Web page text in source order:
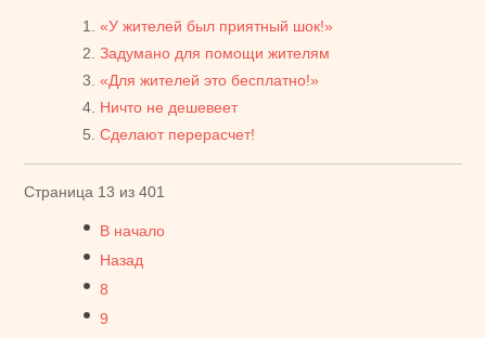
«У жителей был приятный шок!»
Задумано для помощи жителям
«Для жителей это бесплатно!»
Ничто не дешевеет
Сделают перерасчет!
Страница 13 из 401
В начало
Назад
8
9